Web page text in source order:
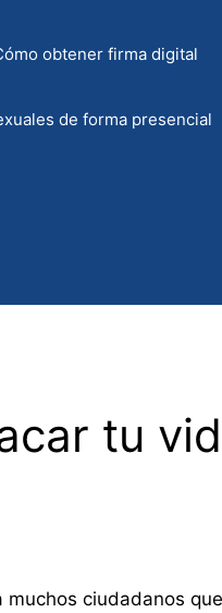
obtener firma digital
de forma presencial
tu
ciudadanos